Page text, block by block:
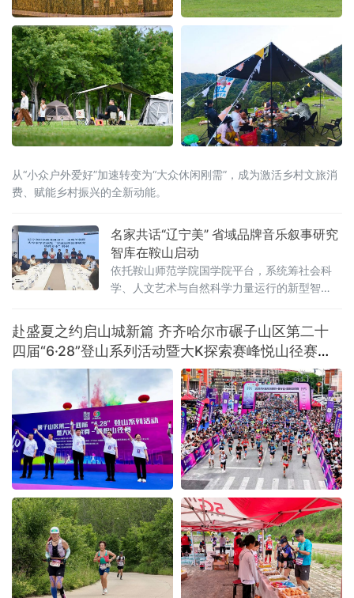
从“小众户外爱好”加速转变为“大众休闲刚需”，成为激活乡村文旅消
费、赋能乡村振兴的全新动能。
名家共话“辽宁美” 省域品牌音乐叙事研究
智库在鞍山启动
依托鞍山师范学院国学院平台，系统筹社会科
学、人文艺术与自然科学力量运行的新型智
围绕新大众文艺、古典音乐、传统文化、地域
文化及诵读传播五大方向深耕细作，着力补齐
国内音乐叙事系统化研究短板，形成有组织科
研模式。
赴盛夏之约启山城新篇 齐齐哈尔市碾子山区第二十
四届“6·28”登山系列活动暨大K探索赛峰悦山径赛激
情开赛